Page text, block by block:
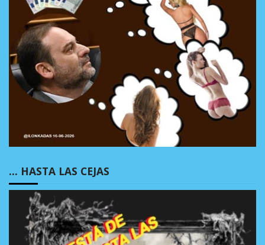
… HASTA LAS CEJAS